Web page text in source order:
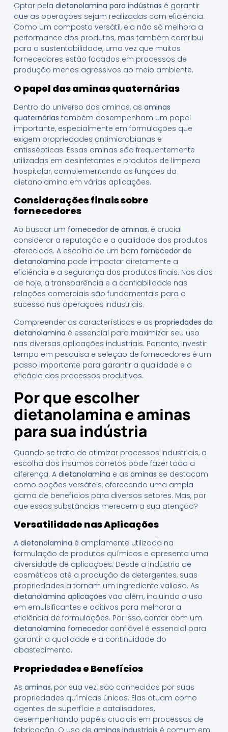
Optar pela dietanolamina para indústrias é garantir
que as operações sejam realizadas com eficiência.
Como um composto versátil, ela não só melhora a
performance dos produtos, mas também contribui
para a sustentabilidade, uma vez que muitos
fornecedores estão focados em processos de
produção menos agressivos ao meio ambiente.
O papel das aminas quaternárias
Dentro do universo das aminas, as aminas
quaternárias também desempenham um papel
importante, especialmente em formulações que
exigem propriedades antimicrobianas e
antissépticas. Essas aminas são frequentemente
utilizadas em desinfetantes e produtos de limpeza
hospitalar, complementando as funções da
dietanolamina em várias aplicações.
Considerações finais sobre
fornecedores
Ao buscar um fornecedor de aminas, é crucial
considerar a reputação e a qualidade dos produtos
oferecidos. A escolha de um bom fornecedor de
dietanolamina pode impactar diretamente a
eficiência e a segurança dos produtos finais. Nos dias
de hoje, a transparência e a confiabilidade nas
relações comerciais são fundamentais para o
sucesso nas operações industriais.
Compreender as características e as propriedades da
dietanolamina é essencial para maximizar seu uso
nas diversas aplicações industriais. Portanto, investir
tempo em pesquisa e seleção de fornecedores é um
passo importante para garantir a qualidade e a
eficácia dos processos produtivos.
Por que escolher
dietanolamina e aminas
para sua indústria
Quando se trata de otimizar processos industriais, a
escolha dos insumos corretos pode fazer toda a
diferença. A dietanolamina e as aminas se destacam
como opções versáteis, oferecendo uma ampla
gama de benefícios para diversos setores. Mas, por
que essas substâncias merecem a sua atenção?
Versatilidade nas Aplicações
A dietanolamina é amplamente utilizada na
formulação de produtos químicos e apresenta uma
diversidade de aplicações. Desde a indústria de
cosméticos até a produção de detergentes, suas
propriedades a tornam um ingrediente valioso. As
dietanolamina aplicações vão além, incluindo o uso
em emulsificantes e aditivos para melhorar a
eficiência de formulações. Por isso, contar com um
dietanolamina fornecedorconfiável é essencial para
garantir a qualidade e a continuidade do
abastecimento.
Propriedades e Benefícios
As aminas, por sua vez, são conhecidas por suas
propriedades químicas únicas. Elas atuam como
agentes de superfície e catalisadores,
desempenhando papéis cruciais em processos de
fabricação. O uso de aminas industriais é comum em